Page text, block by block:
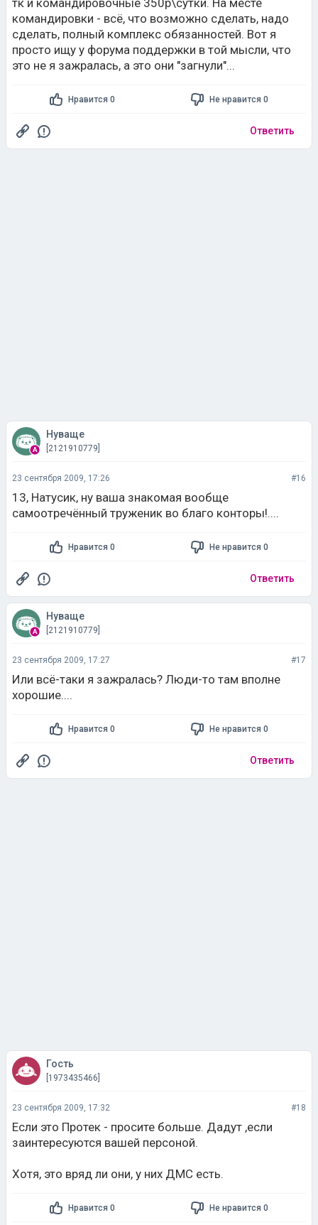
тк и командировочные 350р\сутки. На месте
командировки - всё, что возможно сделать, надо
сделать, полный комплекс обязанностей. Вот я
просто ищу у форума поддержки в той мысли, что
это не я зажралась, а это они "загнули"...
Нравится 0 Не нравится 0
Ответить
Нуваще
[2121910779]
23 сентября 2009, 17:26 #16
13, Натусик, ну ваша знакомая вообще
самоотречённый труженик во благо конторы!....
Нравится 0 Не нравится 0
Ответить
Нуваще
[2121910779]
23 сентября 2009, 17:27 #17
Или всё-таки я зажралась? Люди-то там вполне
хорошие....
Нравится 0 Не нравится 0
Ответить
Гость
[1973435466]
23 сентября 2009, 17:32 #18
Если это Протек - просите больше. Дадут ,если
заинтересуются вашей персоной.
Хотя, это вряд ли они, у них ДМС есть.
Нравится 0 Не нравится 0